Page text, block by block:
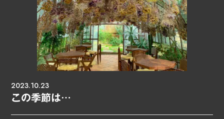
2023.10.23
この季節は…